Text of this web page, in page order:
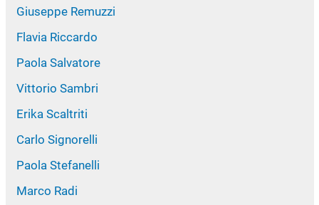
Giuseppe Remuzzi
Flavia Riccardo
Paola Salvatore
Vittorio Sambri
Erika Scaltriti
Carlo Signorelli
Paola Stefanelli
Marco Radi